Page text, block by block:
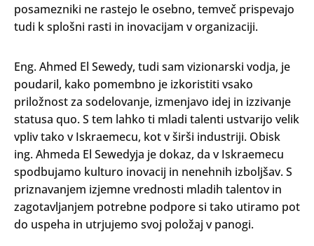
posamezniki ne rastejo le osebno, temveč prispevajo
tudi k splošni rasti in inovacijam v organizaciji.
Eng. Ahmed El Sewedy, tudi sam vizionarski vodja, je
poudaril, kako pomembno je izkoristiti vsako
priložnost za sodelovanje, izmenjavo idej in izzivanje
statusa quo. S tem lahko ti mladi talenti ustvarijo velik
vpliv tako v Iskraemecu, kot v širši industriji. Obisk
ing. Ahmeda El Sewedyja je dokaz, da v Iskraemecu
spodbujamo kulturo inovacij in nenehnih izboljšav. S
priznavanjem izjemne vrednosti mladih talentov in
zagotavljanjem potrebne podpore si tako utiramo pot
do uspeha in utrjujemo svoj položaj v panogi.